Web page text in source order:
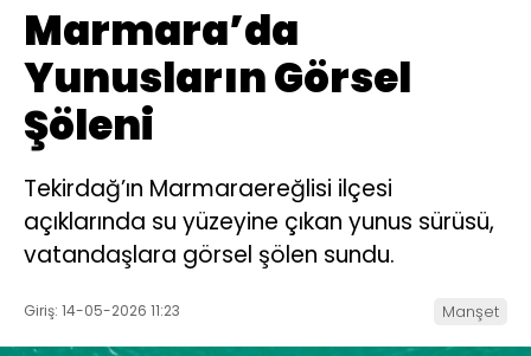
Marmara’da
Yunusların Görsel
Şöleni
Tekirdağ’ın Marmaraereğlisi ilçesi
açıklarında su yüzeyine çıkan yunus sürüsü,
vatandaşlara görsel şölen sundu.
Giriş: 14-05-2026 11:23 Manşet